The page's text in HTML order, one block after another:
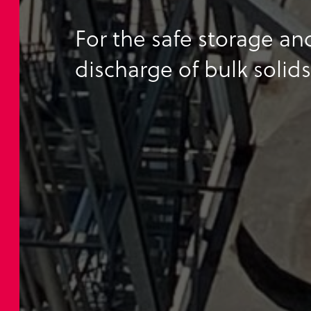
For the safe storage
discharge of bulk solids